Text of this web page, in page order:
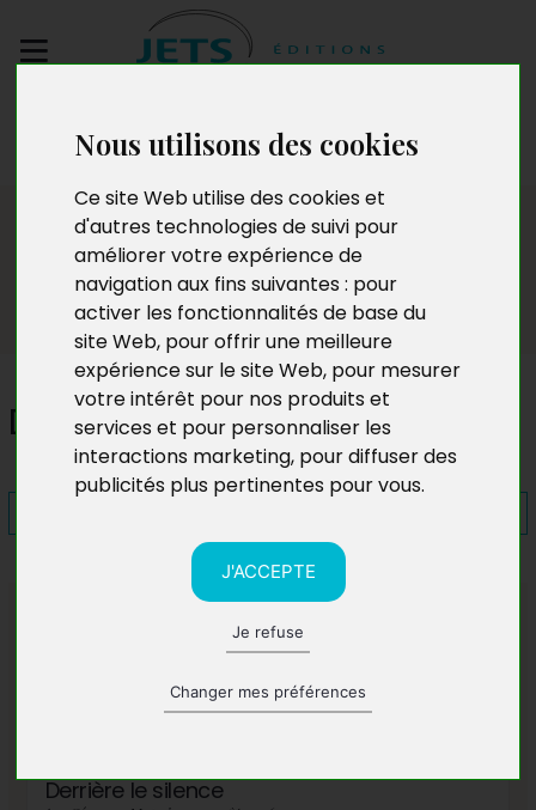
Nous utilisons des cookies
Ce site Web utilise des cookies et
d'autres technologies de suivi pour
améliorer votre expérience de
navigation aux fins suivantes : pour
activer les fonctionnalités de base du
site Web, pour offrir une meilleure
expérience sur le site Web, pour mesurer
votre intérêt pour nos produits et
services et pour personnaliser les
interactions marketing, pour diffuser des
publicités plus pertinentes pour vous.
J'ACCEPTE
Je refuse
Changer mes préférences
manuscrit
Presse
Dans la sacoche des guêpes
A lire également
Derrière le silence